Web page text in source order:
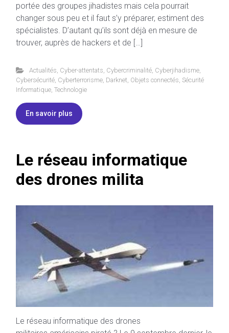
portée des groupes jihadistes mais cela pourrait
changer sous peu et il faut s’y préparer, estiment des
spécialistes. D’autant qu’ils sont déjà en mesure de
trouver, auprès de hackers et de […]
Actualités Cyber-attentats Cybercriminalité, Cyberjihadisme,
Cybersécurité Cyberterrorisme Darknet Objets connectés Sécurité
Informatique Technologie
En savoir plus
Le réseau informatique
des drones milita
Le réseau informatique des drones